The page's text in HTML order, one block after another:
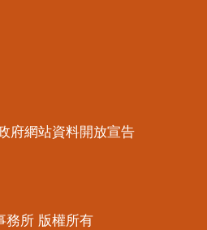
府網站資料開放宣告
務所 版權所有